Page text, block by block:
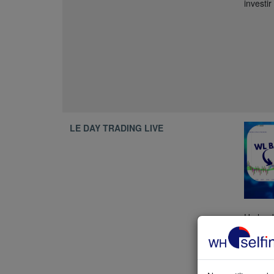
LE DAY TRADING LIVE
Un
WL Bars